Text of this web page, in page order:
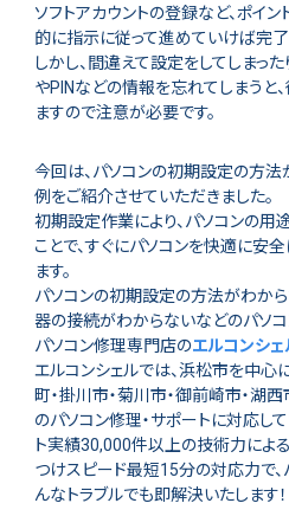
ソフトアカウントの登録など、ポイ
的に指示に従って進めていけば完了
しかし、間違えて設定をしてしまった
やPINなどの情報を忘れてしまうと
ますので注意が必要です。
今回は、パソコンの初期設定の方
例をご紹介させていただきました。
初期設定作業により、パソコンの
ことで、すぐにパソコンを快適に安
ます。
パソコンの初期設定の方法がわから
器の接続がわからないなどのパソコ
パソコン修理専門店のエルコンシェ
エルコンシェルでは、浜松市を中心
町・掛川市・菊川市・御前崎市・湖
のパソコン修理・サポートに対応し
ト実績30,000件以上の技術力によ
つけスピード最短15分の対応力で、
んなトラブルでも即解決いたします！